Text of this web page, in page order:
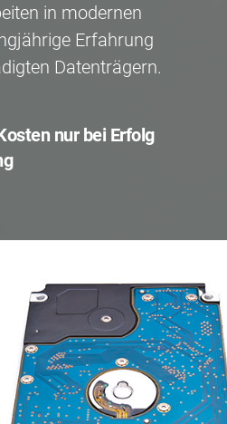
in modernen
Erfahrung
Datenträgern.
nur bei Erfolg